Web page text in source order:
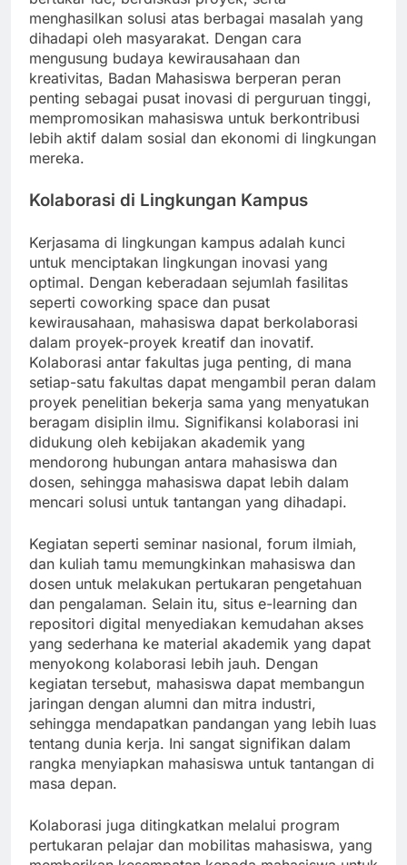
menghasilkan solusi atas berbagai masalah yang
dihadapi oleh masyarakat. Dengan cara
mengusung budaya kewirausahaan dan
kreativitas, Badan Mahasiswa berperan peran
penting sebagai pusat inovasi di perguruan tinggi,
mempromosikan mahasiswa untuk berkontribusi
lebih aktif dalam sosial dan ekonomi di lingkungan
mereka.
Kolaborasi di Lingkungan Kampus
Kerjasama di lingkungan kampus adalah kunci
untuk menciptakan lingkungan inovasi yang
optimal. Dengan keberadaan sejumlah fasilitas
seperti coworking space dan pusat
kewirausahaan, mahasiswa dapat berkolaborasi
dalam proyek-proyek kreatif dan inovatif.
Kolaborasi antar fakultas juga penting, di mana
setiap-satu fakultas dapat mengambil peran dalam
proyek penelitian bekerja sama yang menyatukan
beragam disiplin ilmu. Signifikansi kolaborasi ini
didukung oleh kebijakan akademik yang
mendorong hubungan antara mahasiswa dan
dosen, sehingga mahasiswa dapat lebih dalam
mencari solusi untuk tantangan yang dihadapi.
Kegiatan seperti seminar nasional, forum ilmiah,
dan kuliah tamu memungkinkan mahasiswa dan
dosen untuk melakukan pertukaran pengetahuan
dan pengalaman. Selain itu, situs e-learning dan
repositori digital menyediakan kemudahan akses
yang sederhana ke material akademik yang dapat
menyokong kolaborasi lebih jauh. Dengan
kegiatan tersebut, mahasiswa dapat membangun
jaringan dengan alumni dan mitra industri,
sehingga mendapatkan pandangan yang lebih luas
tentang dunia kerja. Ini sangat signifikan dalam
rangka menyiapkan mahasiswa untuk tantangan di
masa depan.
Kolaborasi juga ditingkatkan melalui program
pertukaran pelajar dan mobilitas mahasiswa, yang